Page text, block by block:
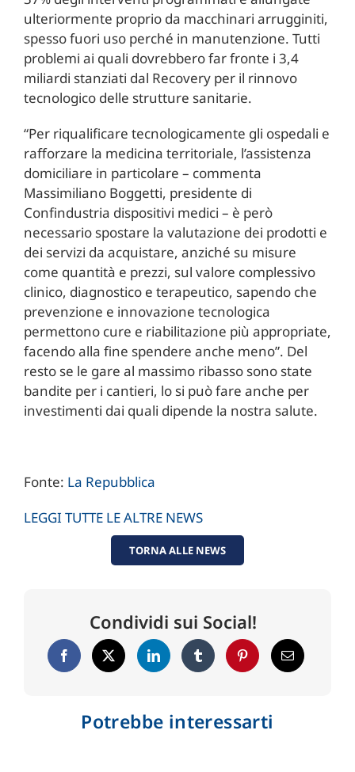
ulteriormente proprio da macchinari arrugginiti,
spesso fuori uso perché in manutenzione. Tutti
problemi ai quali dovrebbero far fronte i 3,4
miliardi stanziati dal Recovery per il rinnovo
tecnologico delle strutture sanitarie.
“Per riqualificare tecnologicamente gli ospedali e
rafforzare la medicina territoriale, l’assistenza
domiciliare in particolare – commenta
Massimiliano Boggetti, presidente di
Confindustria dispositivi medici – è però
necessario spostare la valutazione dei prodotti e
dei servizi da acquistare, anziché su misure
come quantità e prezzi, sul valore complessivo
clinico, diagnostico e terapeutico, sapendo che
prevenzione e innovazione tecnologica
permettono cure e riabilitazione più appropriate,
facendo alla fine spendere anche meno”. Del
resto se le gare al massimo ribasso sono state
bandite per i cantieri, lo si può fare anche per
investimenti dai quali dipende la nostra salute.
Fonte: La Repubblica
LEGGI TUTTE LE ALTRE NEWS
TORNA ALLE NEWS
Condividi sui Social!
Potrebbe interessarti